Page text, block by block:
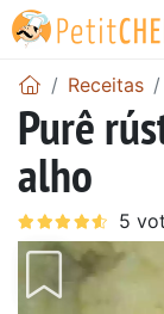
Receitas
Purê
alho